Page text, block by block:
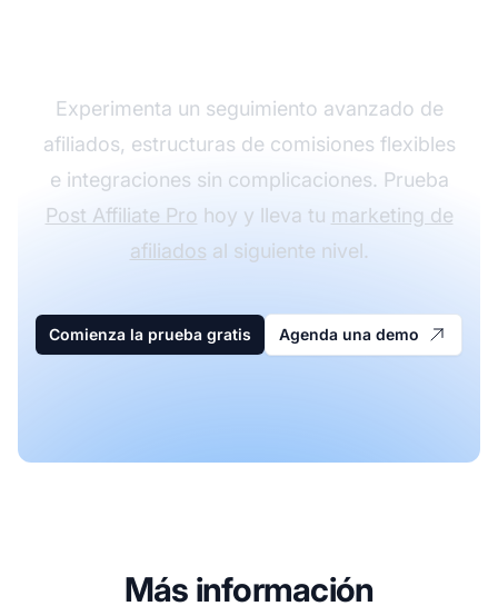
Experimenta un seguimiento avanzado de
afiliados, estructuras de comisiones flexibles
e integraciones sin complicaciones. Prueba
Post Affiliate Pro hoy y lleva tu marketing de
afiliados al siguiente nivel.
Comienza la prueba gratis Agenda una demo
Más información